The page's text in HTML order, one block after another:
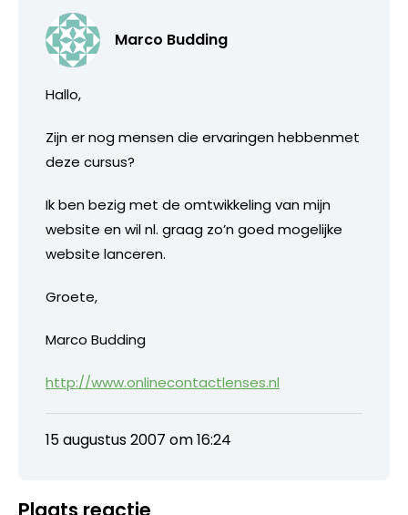
Marco Budding
Hallo,
Zijn er nog mensen die ervaringen hebbenmet
deze cursus?
Ik ben bezig met de omtwikkeling van mijn
website en wil nl. graag zo’n goed mogelijke
website lanceren.
Groete,
Marco Budding
http://www.onlinecontactlenses.nl
15 augustus 2007 om 16:24
Plaats reactie